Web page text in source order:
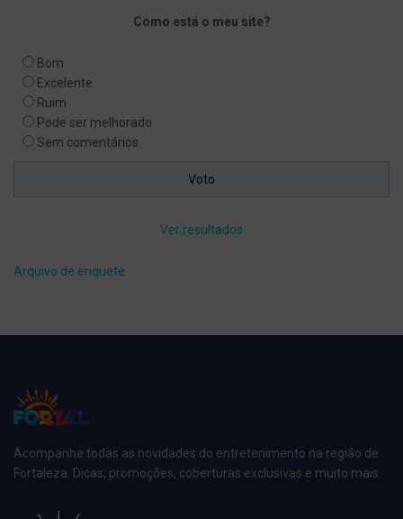
Como está o meu site?
Bom
Excelente
Ruim
Pode ser melhorado
Sem comentários
Ver resultados
Arquivo de enquete
Acompanhe todas as novidades do entretenimento na região de
Fortaleza. Dicas, promoções, coberturas exclusivas e muito mais.